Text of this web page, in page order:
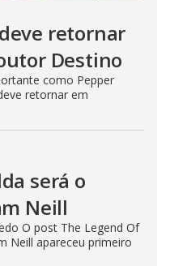
retornar
Destino
como Pepper
retornar em
será o
Neill
O post The Legend Of
Neill apareceu primeiro